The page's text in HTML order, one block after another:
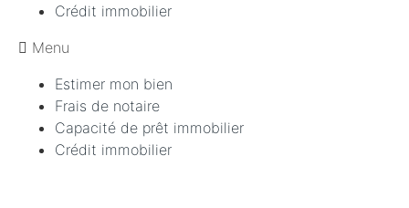
Crédit immobilier
Menu
Estimer mon bien
Frais de notaire
Capacité de prêt immobilier
Crédit immobilier